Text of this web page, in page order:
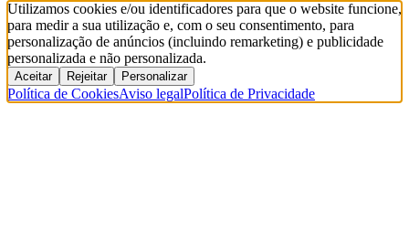
Utilizamos cookies e/ou identificadores para que o website funcione,
para medir a sua utilização e, com o seu consentimento, para
personalização de anúncios (incluindo remarketing) e publicidade
personalizada e não personalizada.
Aceitar Rejeitar Personalizar
Política de CookiesAviso legalPolítica de Privacidade